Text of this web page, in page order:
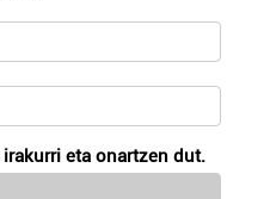
irakurri eta onartzen dut.